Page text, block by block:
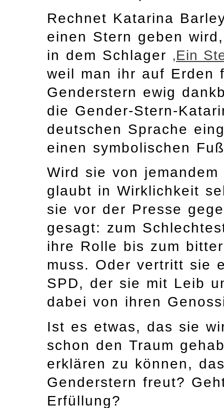
Rechnet Katarina
einen Stern geben
in dem Schlager ‚Ein
weil man ihr auf Erden
Genderstern ewig
die Gender-Stern-
deutschen Sprache
einen symbolischen
Wird sie von
glaubt in Wirklichkeit
sie vor der Presse
gesagt: zum
ihre Rolle bis zum
muss. Oder vertritt sie
SPD, der sie mit Leib
dabei von ihren
Ist es etwas, das sie
schon den Traum
erklären zu können,
Genderstern freut?
Erfüllung?